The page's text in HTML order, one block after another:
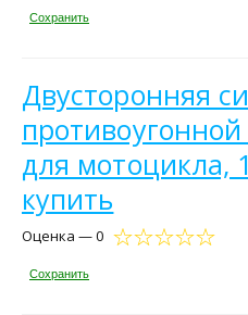
Сохранить
Двусторонняя
для мотоцикла,
купить
Оценка — 0
Сохранить